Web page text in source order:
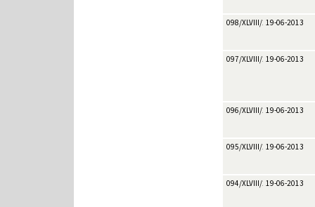
098/XLVIII/201319-06-2013
097/XLVIII/201319-06-2013
096/XLVIII/201319-06-2013
095/XLVIII/201319-06-2013
094/XLVIII/201319-06-2013